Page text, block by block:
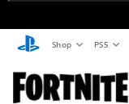
Shop PS5